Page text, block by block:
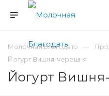
Молочная Благодать
Йогурт Вишня-черешня
Йогурт